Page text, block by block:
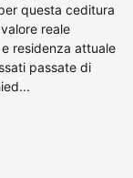
questa ceditura
reale
residenza attuale
passate di